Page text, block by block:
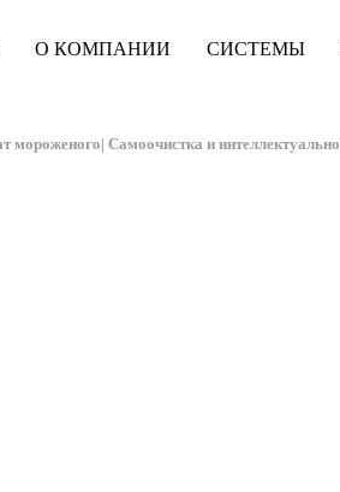
О КОМПАНИИ СИСТЕМЫ